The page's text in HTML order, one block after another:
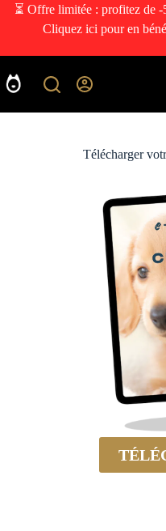
⏳ Offre limitée : profitez de
Cliquez ici pour en
Télécharger